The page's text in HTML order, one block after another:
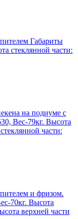
Габариты
стеклянной части:
на подиуме с
Вес-79кг. Высота
части:
и фризом.
70кг. Высота
верхней части